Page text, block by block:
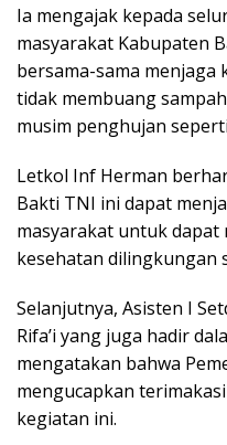
Ia mengajak kepada
masyarakat Kabupaten
bersama-sama
tidak membuang
musim penghujan
Letkol Inf Herman
Bakti TNI ini dapat
masyarakat untuk dapat
kesehatan dilingkungan
Selanjutnya, Asisten I
Rifa’i yang juga hadir
mengatakan bahwa
mengucapkan
kegiatan ini.